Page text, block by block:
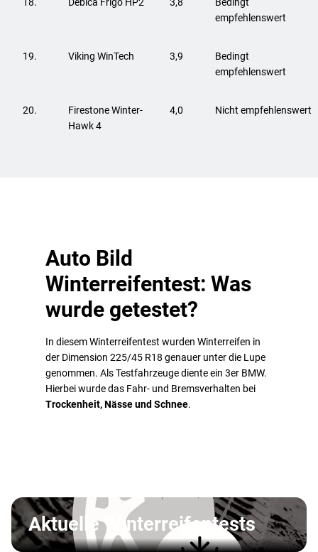
empfehlenswert
19. Viking WinTech 3,9
Bedingt
empfehlenswert
20.
Firestone Winter-
Hawk 4
4,0 Nicht empfehlenswert
Auto Bild
Winterreifentest: Was
wurde getestet?
In diesem Winterreifentest wurden Winterreifen in
der Dimension 225/45 R18 genauer unter die Lupe
genommen. Als Testfahrzeuge diente ein 3er BMW.
Hierbei wurde das Fahr- und Bremsverhalten bei
Trockenheit, Nässe und Schnee.
Aktuelle Winterreifentests